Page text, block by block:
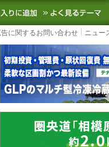
の物流ニュースをお届
お気に入りに追加
告に関するお問い合わせ ニュー